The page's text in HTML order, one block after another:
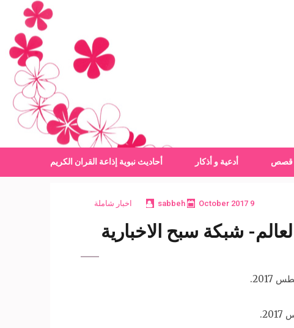
قصص أدعية و أذكار أحاديث نبوية إذاعة القران الكريم
9 October 2017
sabbeh اخبار شاملة
شبكة سبح الاخبارية